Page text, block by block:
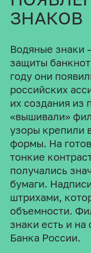
ЗНАКОВ
Водяные знаки
защиты
году они
российских
их создания из
«вышивали»
узоры крепили
формы. На
тонкие
получались
бумаги.
штрихами,
объемности.
знаки есть и
Банка России.